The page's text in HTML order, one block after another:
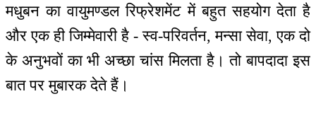
मधुबन का वायुमण्डल रिफ्रेशमेंट में बहुत सहयोग देता है
और एक ही जिम्मेवारी है - स्व-परिवर्तन, मन्सा सेवा, एक दो
के अनुभवों का भी अच्छा चांस मिलता है। तो बापदादा इस
बात पर मुबारक देते हैं।